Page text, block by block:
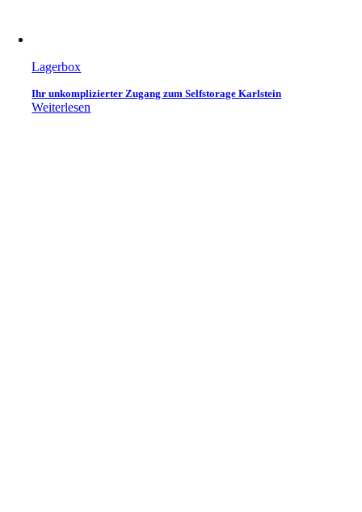
Lagerbox
Ihr unkomplizierter Zugang zum Selfstorage Karlstein
Weiterlesen